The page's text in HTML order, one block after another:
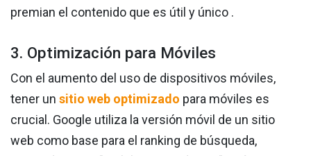
premian el contenido que es útil y único .
3. Optimización para Móviles
Con el aumento del uso de dispositivos móviles,
tener un sitio web optimizado para móviles es
crucial. Google utiliza la versión móvil de un sitio
web como base para el ranking de búsqueda,